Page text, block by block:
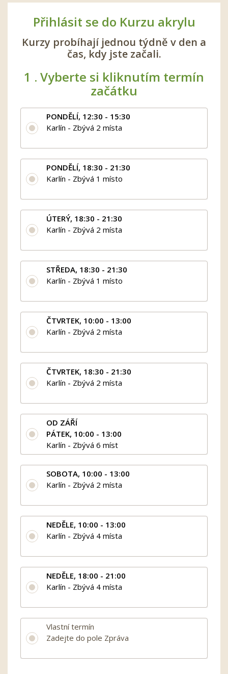
Přihlásit se do Kurzu akrylu
Kurzy probíhají jednou týdně v den a
čas, kdy jste začali.
1 . Vyberte si kliknutím termín
začátku
PONDĚLÍ, 12:30 - 15:30
Karlín - Zbývá 2 místa
PONDĚLÍ, 18:30 - 21:30
Karlín - Zbývá 1 místo
ÚTERÝ, 18:30 - 21:30
Karlín - Zbývá 2 místa
STŘEDA, 18:30 - 21:30
Karlín - Zbývá 1 místo
ČTVRTEK, 10:00 - 13:00
Karlín - Zbývá 2 místa
ČTVRTEK, 18:30 - 21:30
Karlín - Zbývá 2 místa
OD ZÁŘÍ
PÁTEK, 10:00 - 13:00
Karlín - Zbývá 6 míst
SOBOTA, 10:00 - 13:00
Karlín - Zbývá 2 místa
NEDĚLE, 10:00 - 13:00
Karlín - Zbývá 4 místa
NEDĚLE, 18:00 - 21:00
Karlín - Zbývá 4 místa
Vlastní termín
Zadejte do pole Zpráva